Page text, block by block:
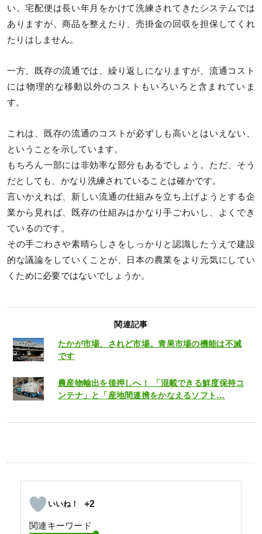
い。宅配便は長い年月をかけて洗練されてきたシステムでは
ありますが、商品を整えたり、売掛金の回収を担保してくれ
たりはしません。
一方、既存の流通では、繰り返しになりますが、流通コスト
には物理的な移動以外のコストもいろいろと含まれていま
す。
これは、既存の流通のコストが必ずしも高いとはいえない、
ということを示しています。
もちろん一部には非効率な部分もあるでしょう。ただ、そう
だとしても、かなり洗練されていることは確かです。
言いかえれば、新しい流通の仕組みを立ち上げようとする企
業から見れば、既存の仕組みはかなり手ごわいし、よくでき
ているのです。
その手ごわさや素晴らしさをしっかりと認識したうえで建設
的な議論をしていくことが、日本の農業をより元気にしてい
くために必要ではないでしょうか。
関連記事
たかが市場、されど市場。青果市場の機能は不滅
です
農産物輸出を後押しへ！ 「混載できる鮮度保持コ
ンテナ」と「産地間連携をかなえるソフト…
+2
関連キーワード